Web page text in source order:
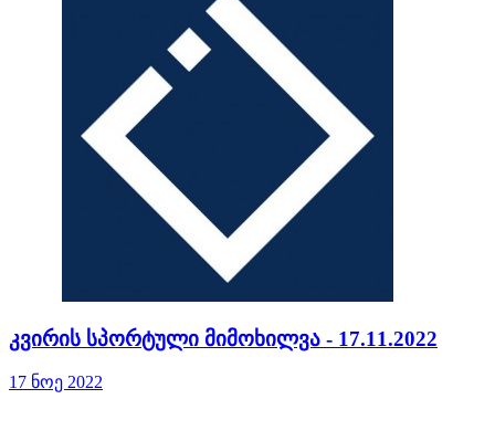
კვირის სპორტული მიმოხილვა - 17.11.2022
17 ნოე 2022